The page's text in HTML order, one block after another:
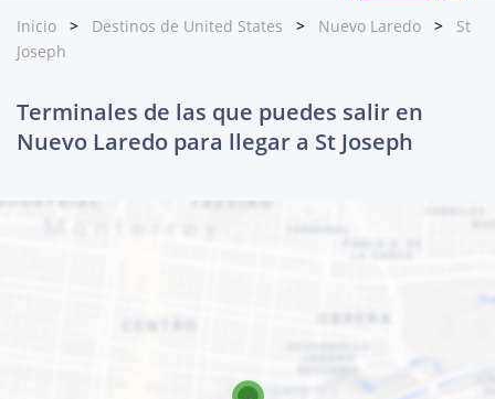
Inicio Destinos de United States Nuevo Laredo
St
Joseph
Terminales de las que puedes salir en
Nuevo Laredo para llegar a St Joseph